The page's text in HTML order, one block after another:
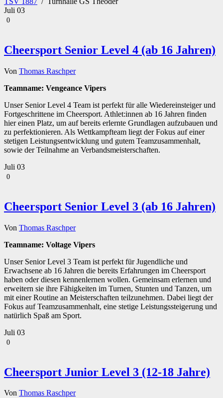
Juli 03
0
Cheersport Senior Level 4 (ab 16 Jahren)
Von Thomas Raschper
Teamname: Vengeance Vipers
Unser Senior Level 4 Team ist perfekt für alle Wiedereinsteiger und
Fortgeschrittene im Cheersport. Athlet:innen ab 16 Jahren finden
hier einen Platz, um auf bereits erlernte Grundlagen aufzubauen und
zu perfektionieren. Als Wettkampfteam liegt der Fokus auf einer
stetigen Leistungsentwicklung und gutem Teamzusammenhalt,
sowie der Teilnahme an Verbandsmeisterschaften.
Juli 03
0
Cheersport Senior Level 3 (ab 16 Jahren)
Von Thomas Raschper
Teamname: Voltage Vipers
Unser Senior Level 3 Team ist perfekt für Jugendliche und
Erwachsene ab 16 Jahren die bereits Erfahrungen im Cheersport
haben oder diesen kennenlernen wollen. Gemeinsam erlernen und
erweitern sie ihre Fähigkeiten im Turnen, Stunten und Tanzen, um
mit einer Routine an Meisterschaften teilzunehmen. Dabei liegt der
Fokus auf Teamzusammenhalt, eine stetige Leistungssteigerung und
natürlich Spaß am Sport.
Juli 03
0
Cheersport Junior Level 3 (12-18 Jahre)
Von Thomas Raschper